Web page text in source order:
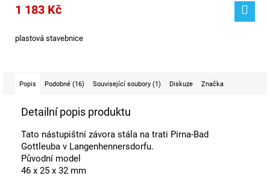
1 183 Kč
plastová stavebnice
Popis Podobné (16) Související soubory (1) Diskuze Značka
Detailní popis produktu
Tato nástupištní závora stála na trati Pirna-Bad
Gottleuba v Langenhennersdorfu.
Původní model
46 x 25 x 32 mm